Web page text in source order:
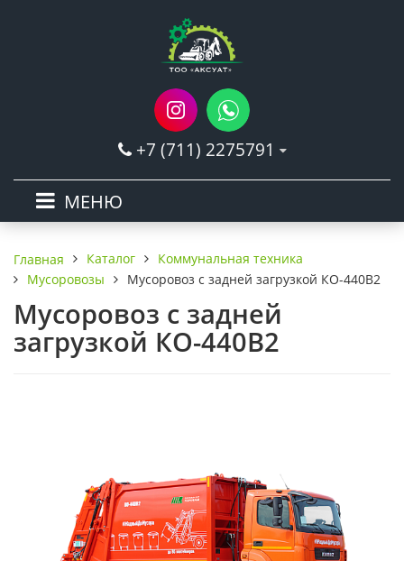
+7 (711) 2275791
МЕНЮ
Главная Каталог
Коммунальная техника
Мусоровозы
Мусоровоз с задней загрузкой КО-440В2
Мусоровоз с задней
загрузкой КО-440В2